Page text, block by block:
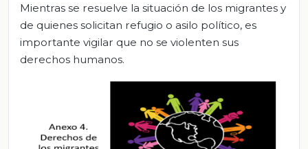
Mientras se resuelve la situación de los migrantes y
de quienes solicitan refugio o asilo político, es
importante vigilar que no se violenten sus
derechos humanos.